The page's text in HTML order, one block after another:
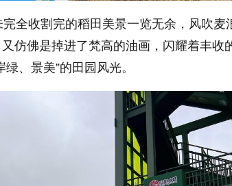
全收割完的稻田美景一览无余，风吹麦
仿佛是掉进了梵高的油画，闪耀着丰收
、景美”的田园风光。